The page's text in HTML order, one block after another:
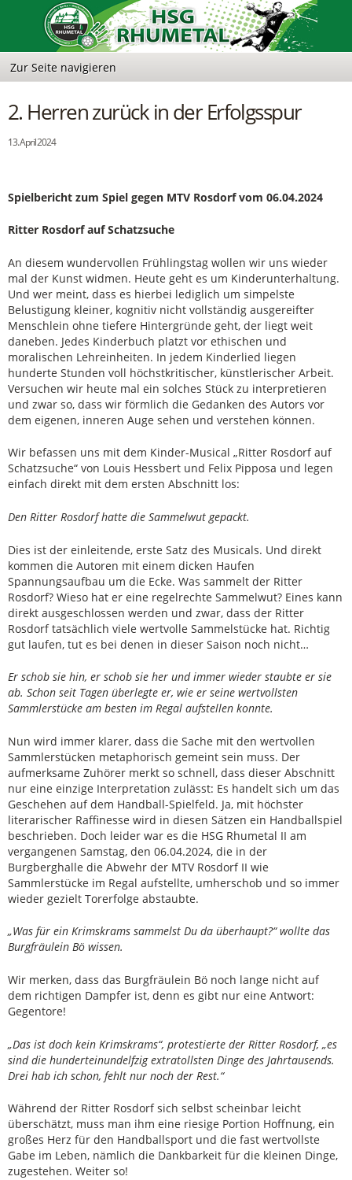
2. Herren zurück in der Erfolgsspur
13. April 2024
Spielbericht zum Spiel gegen MTV Rosdorf vom 06.04.2024
Ritter Rosdorf auf Schatzsuche
An diesem wundervollen Frühlingstag wollen wir uns wieder
mal der Kunst widmen. Heute geht es um Kinderunterhaltung.
Und wer meint, dass es hierbei lediglich um simpelste
Belustigung kleiner, kognitiv nicht vollständig ausgereifter
Menschlein ohne tiefere Hintergründe geht, der liegt weit
daneben. Jedes Kinderbuch platzt vor ethischen und
moralischen Lehreinheiten. In jedem Kinderlied liegen
hunderte Stunden voll höchstkritischer, künstlerischer Arbeit.
Versuchen wir heute mal ein solches Stück zu interpretieren
und zwar so, dass wir förmlich die Gedanken des Autors vor
dem eigenen, inneren Auge sehen und verstehen können.
Wir befassen uns mit dem Kinder-Musical „Ritter Rosdorf auf
Schatzsuche“ von Louis Hessbert und Felix Pipposa und legen
einfach direkt mit dem ersten Abschnitt los:
Den Ritter Rosdorf hatte die Sammelwut gepackt.
Dies ist der einleitende, erste Satz des Musicals. Und direkt
kommen die Autoren mit einem dicken Haufen
Spannungsaufbau um die Ecke. Was sammelt der Ritter
Rosdorf? Wieso hat er eine regelrechte Sammelwut? Eines kann
direkt ausgeschlossen werden und zwar, dass der Ritter
Rosdorf tatsächlich viele wertvolle Sammelstücke hat. Richtig
gut laufen, tut es bei denen in dieser Saison noch nicht…
Er schob sie hin, er schob sie her und immer wieder staubte er sie
ab. Schon seit Tagen überlegte er, wie er seine wertvollsten
Sammlerstücke am besten im Regal aufstellen konnte.
Nun wird immer klarer, dass die Sache mit den wertvollen
Sammlerstücken metaphorisch gemeint sein muss. Der
aufmerksame Zuhörer merkt so schnell, dass dieser Abschnitt
nur eine einzige Interpretation zulässt: Es handelt sich um das
Geschehen auf dem Handball-Spielfeld. Ja, mit höchster
literarischer Raffinesse wird in diesen Sätzen ein Handballspiel
beschrieben. Doch leider war es die HSG Rhumetal II am
vergangenen Samstag, den 06.04.2024, die in der
Burgberghalle die Abwehr der MTV Rosdorf II wie
Sammlerstücke im Regal aufstellte, umherschob und so immer
wieder gezielt Torerfolge abstaubte.
„Was für ein Krimskrams sammelst Du da überhaupt?“ wollte das
Burgfräulein Bö wissen.
Wir merken, dass das Burgfräulein Bö noch lange nicht auf
dem richtigen Dampfer ist, denn es gibt nur eine Antwort:
Gegentore!
„Das ist doch kein Krimskrams“, protestierte der Ritter Rosdorf, „es
sind die hunderteinundelfzig extratollsten Dinge des Jahrtausends.
Drei hab ich schon, fehlt nur noch der Rest.“
Während der Ritter Rosdorf sich selbst scheinbar leicht
überschätzt, muss man ihm eine riesige Portion Hoffnung, ein
großes Herz für den Handballsport und die fast wertvollste
Gabe im Leben, nämlich die Dankbarkeit für die kleinen Dinge,
zugestehen. Weiter so!